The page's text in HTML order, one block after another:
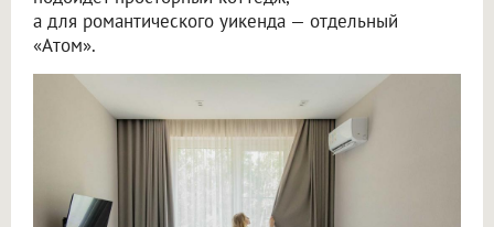
а для романтического уикенда — отдельный
«Атом».